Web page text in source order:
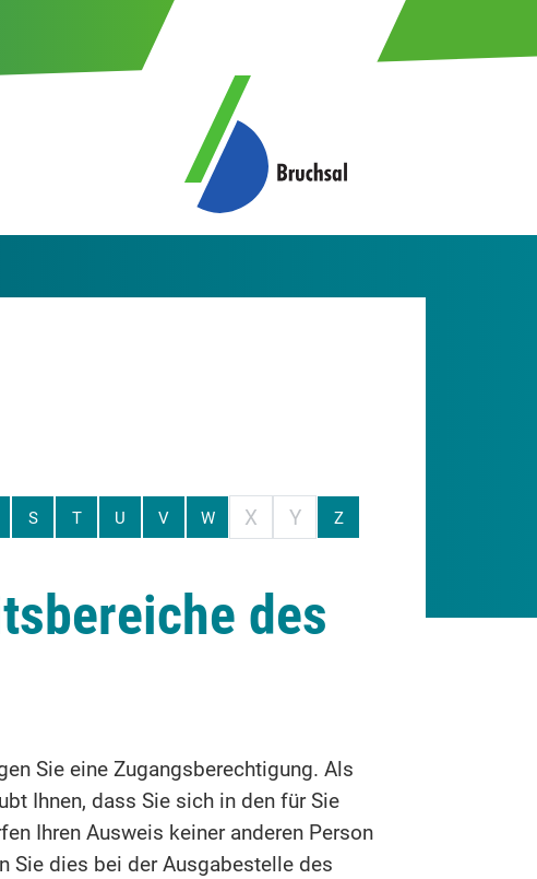
S T U V W X Y Z
des
Sie eine Zugangsberechtigung. Als
Ihnen, dass Sie sich in den für Sie
Ihren Ausweis keiner anderen Person
Sie dies bei der Ausgabestelle des